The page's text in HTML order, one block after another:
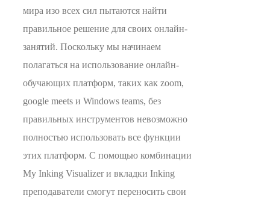
мира изо всех сил пытаются найти
правильное решение для своих онлайн-
занятий. Поскольку мы начинаем
полагаться на использование онлайн-
обучающих платформ, таких как zoom,
google meets и Windows teams, без
правильных инструментов невозможно
полностью использовать все функции
этих платформ. С помощью комбинации
My Inking Visualizer и вкладки Inking
преподаватели смогут переносить свои